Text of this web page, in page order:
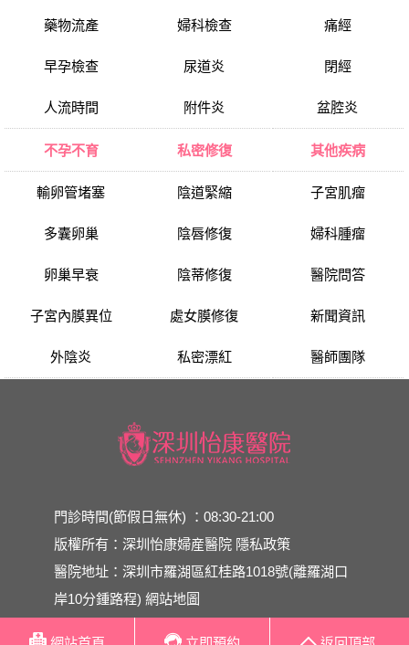
藥物流產
早孕檢查
人流時間
婦科檢查
尿道炎
附件炎
痛經
閉經
盆腔炎
不孕不育
輸卵管堵塞
多囊卵巢
卵巢早衰
子宮內膜異位
外陰炎
私密修復
陰道緊縮
陰唇修復
陰蒂修復
處女膜修復
私密漂紅
其他疾病
子宮肌瘤
婦科腫瘤
醫院問答
新聞資訊
醫師團隊
門診時間(節假日無休) ：08:30-21:00
版權所有：深圳怡康婦産醫院 隱私政策
醫院地址：深圳市羅湖區紅桂路1018號(離羅湖口
岸10分鍾路程)網站地圖